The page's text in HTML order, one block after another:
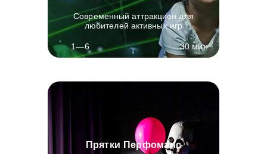
Современный аттракцион для
любителей активных игр
1—6 30 мин.
Прятки Перфоманс